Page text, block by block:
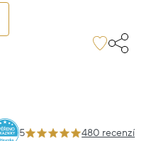
5 480 recenzí